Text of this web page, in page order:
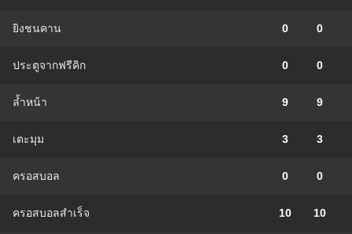
ยิงชนคาน 0 0
ประตูจากฟรีคิก 0 0
ล้ำหน้า 9 9
เตะมุม 3 3
ครอสบอล 0 0
ครอสบอลสำเร็จ 10 10